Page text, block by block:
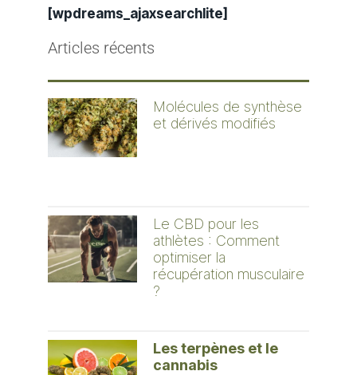
[wpdreams_ajaxsearchlite]
Articles récents
Molécules de synthèse
et dérivés modifiés
Le CBD pour les
athlètes : Comment
optimiser la
récupération musculaire
?
Les terpènes et le
cannabis